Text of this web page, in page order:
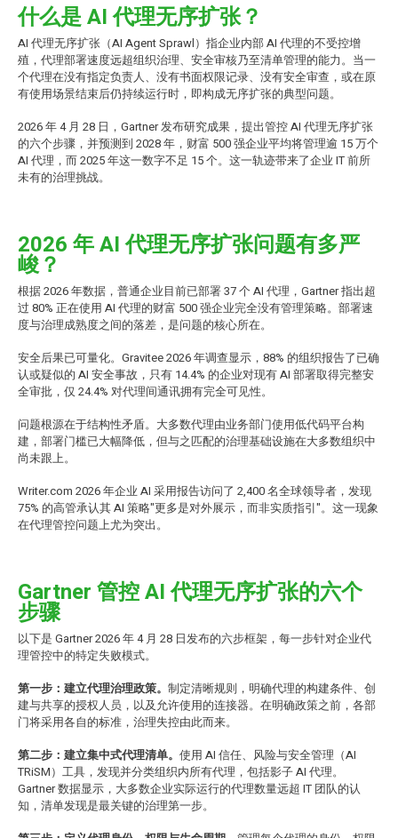
什么是 AI 代理无序扩张？
AI 代理无序扩张（AI Agent Sprawl）指企业内部 AI 代理的不受控增
殖，代理部署速度远超组织治理、安全审核乃至清单管理的能力。当一
个代理在没有指定负责人、没有书面权限记录、没有安全审查，或在原
有使用场景结束后仍持续运行时，即构成无序扩张的典型问题。
2026 年 4 月 28 日，Gartner 发布研究成果，提出管控 AI 代理无序扩张
的六个步骤，并预测到 2028 年，财富 500 强企业平均将管理逾 15 万个
AI 代理，而 2025 年这一数字不足 15 个。这一轨迹带来了企业 IT 前所
未有的治理挑战。
2026 年 AI 代理无序扩张问题有多严
峻？
根据 2026 年数据，普通企业目前已部署 37 个 AI 代理，Gartner 指出超
过 80% 正在使用 AI 代理的财富 500 强企业完全没有管理策略。部署速
度与治理成熟度之间的落差，是问题的核心所在。
安全后果已可量化。Gravitee 2026 年调查显示，88% 的组织报告了已确
认或疑似的 AI 安全事故，只有 14.4% 的企业对现有 AI 部署取得完整安
全审批，仅 24.4% 对代理间通讯拥有完全可见性。
问题根源在于结构性矛盾。大多数代理由业务部门使用低代码平台构
建，部署门槛已大幅降低，但与之匹配的治理基础设施在大多数组织中
尚未跟上。
Writer.com 2026 年企业 AI 采用报告访问了 2,400 名全球领导者，发现
75% 的高管承认其 AI 策略"更多是对外展示，而非实质指引"。这一现象
在代理管控问题上尤为突出。
Gartner 管控 AI 代理无序扩张的六个
步骤
以下是 Gartner 2026 年 4 月 28 日发布的六步框架，每一步针对企业代
理管控中的特定失败模式。
第一步：建立代理治理政策。 制定清晰规则，明确代理的构建条件、创
建与共享的授权人员，以及允许使用的连接器。在明确政策之前，各部
门将采用各自的标准，治理失控由此而来。
第二步：建立集中式代理清单。 使用 AI 信任、风险与安全管理（AI
TRiSM）工具，发现并分类组织内所有代理，包括影子 AI 代理。
Gartner 数据显示，大多数企业实际运行的代理数量远超 IT 团队的认
知，清单发现是最关键的治理第一步。